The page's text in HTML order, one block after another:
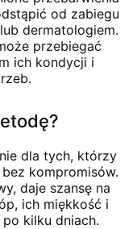
od zabiegu
dermatologiem.
przebiegać
ich kondycji i
dla tych, którzy
kompromisów.
daje szansę na
ich miękkość i
kilku dniach.